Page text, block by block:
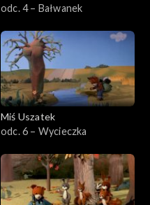
odc. 4 – Bałwanek
Miś Uszatek
odc. 6 – Wycieczka